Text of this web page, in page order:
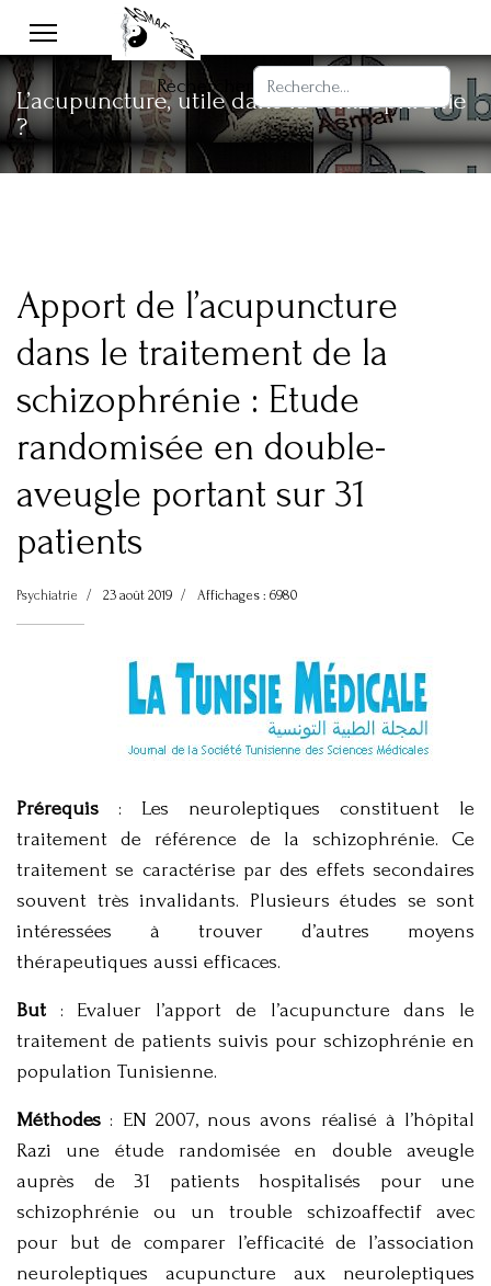
Rechercher
L’acupuncture, utile dans la schizophrénie
?
Apport de l’acupuncture
dans le traitement de la
schizophrénie : Etude
randomisée en double-
aveugle portant sur 31
patients
Psychiatrie 23 août 2019 Affichages : 6980
Prérequis : Les neuroleptiques constituent le
traitement de référence de la schizophrénie. Ce
traitement se caractérise par des effets secondaires
souvent très invalidants. Plusieurs études se sont
intéressées à trouver d’autres moyens
thérapeutiques aussi efficaces.
But : Evaluer l’apport de l’acupuncture dans le
traitement de patients suivis pour schizophrénie en
population Tunisienne.
Méthodes : EN 2007, nous avons réalisé à l’hôpital
Razi une étude randomisée en double aveugle
auprès de 31 patients hospitalisés pour une
schizophrénie ou un trouble schizoaffectif avec
pour but de comparer l’efficacité de l’association
neuroleptiques acupuncture aux neuroleptiques